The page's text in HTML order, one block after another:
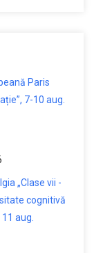
Paris
7-10 aug.
„Clase vii -
cognitivă
aug.